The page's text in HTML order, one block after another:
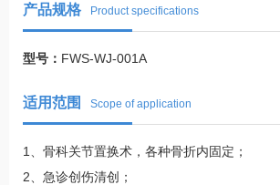
产品规格 Product specifications
型号： FWS-WJ-001A
适用范围 Scope of application
1、骨科关节置换术，各种骨折内固定；
2、急诊创伤清创；